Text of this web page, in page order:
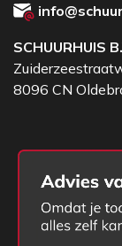
SCHUURHUIS
8096 CN